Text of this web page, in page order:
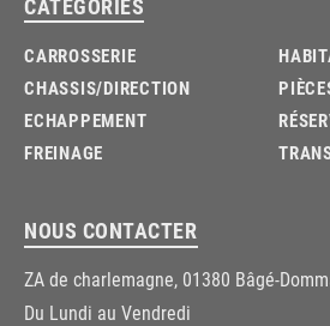
CARROSSERIE
CHASSIS/DIRECTION
ECHAPPEMENT
FREINAGE
NOUS CONTACTER
ZA de charlemagne, 01380 Bâgé-
Du Lundi au Vendredi